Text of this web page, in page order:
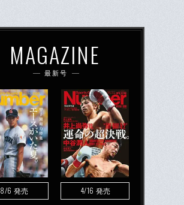
MAGAZINE
最新号
8/6 発売 4/16 発売